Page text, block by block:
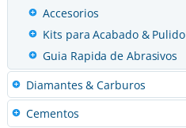
Accesorios
Kits para Acabado & Pulido
Guia Rapida de Abrasivos
Diamantes & Carburos
Cementos